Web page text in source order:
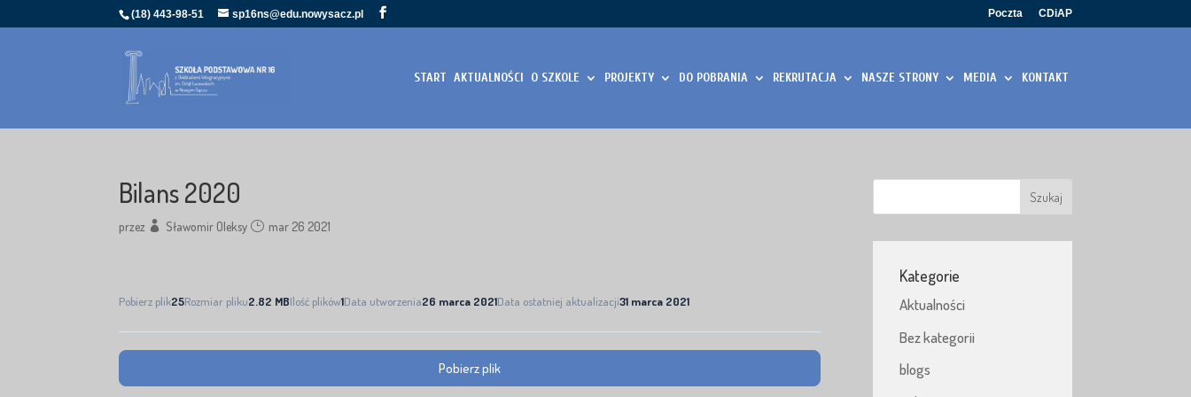
(18) 443-98-51 sp16ns@edu.nowysacz.pl Poczta CDiAP
START AKTUALNOŚCI O SZKOLE PROJEKTY DO POBRANIA REKRUTACJA NASZE STRONY MEDIA KONTAKT
Bilans 2020
przez Sławomir Oleksy mar 26 2021
Pobierz plik25Rozmiar pliku2.82 MBIlość plików1Data utworzenia26 marca 2021Data ostatniej aktualizacji31 marca 2021
Pobierz plik
Kategorie
Aktualności
Bez kategorii
blogs